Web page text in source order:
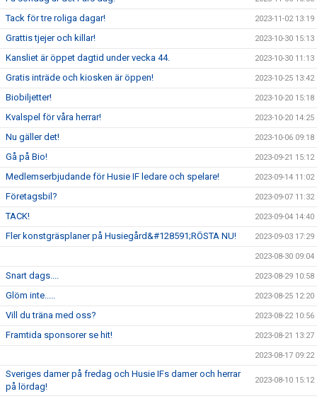
Tack för tre roliga dagar! 2023-11-02 13:19
Grattis tjejer och killar! 2023-10-30 15:13
Kansliet är öppet dagtid under vecka 44. 2023-10-30 11:13
Gratis inträde och kiosken är öppen! 2023-10-25 13:42
Biobiljetter! 2023-10-20 15:18
Kvalspel för våra herrar! 2023-10-20 14:25
Nu gäller det! 2023-10-06 09:18
Gå på Bio! 2023-09-21 15:12
Medlemserbjudande för Husie IF ledare och spelare! 2023-09-14 11:02
Företagsbil? 2023-09-07 11:32
TACK! 2023-09-04 14:40
Fler konstgräsplaner på Husiegård&#128591;RÖSTA NU! 2023-09-03 17:29
2023-08-30 09:04
Snart dags.... 2023-08-29 10:58
Glöm inte..... 2023-08-25 12:20
Vill du träna med oss? 2023-08-22 10:56
Framtida sponsorer se hit! 2023-08-21 13:27
2023-08-17 09:22
Sveriges damer på fredag och Husie IFs damer och herrar
på lördag!
2023-08-10 15:12